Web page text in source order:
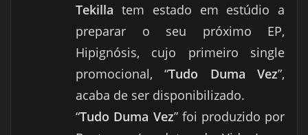
Tekilla tem estado em estúdio a
preparar o seu próximo EP,
Hipignósis, cujo primeiro single
promocional, “Tudo Duma Vez”,
acaba de ser disponibilizado.
“Tudo Duma Vez” foi produzido por